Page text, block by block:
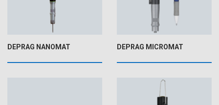
DEPRAG NANOMAT DEPRAG MICROMAT